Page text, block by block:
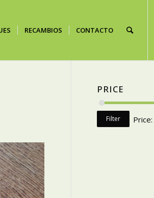
RECAMBIOS CONTACTO
PRICE
Filter Price: